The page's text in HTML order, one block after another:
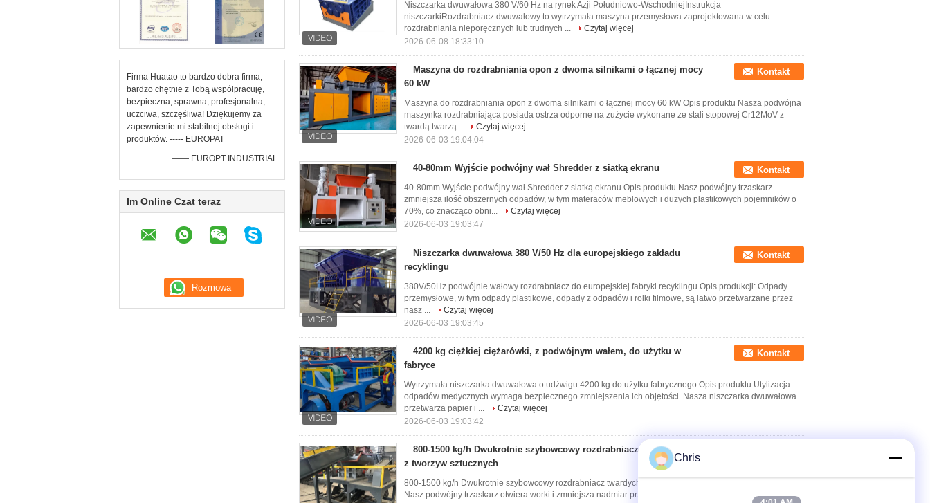
Firma Huatao to bardzo dobra firma,
bardzo chętnie z Tobą współpracuję,
bezpieczna, sprawna, profesjonalna,
uczciwa, szczęśliwa! Dziękujemy za
zapewnienie mi stabilnej obsługi i
produktów. ----- EUROPAT
—— EUROPT INDUSTRIAL
Im Online Czat teraz
Niszczarka dwuwałowa 380 V/60 Hz na rynek Azji Południowo-WschodniejInstrukcja
niszczarkiRozdrabniacz dwuwałowy to wytrzymała maszyna przemysłowa zaprojektowana w celu
rozdrabniania nieporęcznych lub trudnych ...
Czytaj więcej
2026-06-08 18:33:10
Maszyna do rozdrabniania opon z dwoma silnikami o łącznej mocy
60 kW
Kontakt
Maszyna do rozdrabniania opon z dwoma silnikami o łącznej mocy 60 kW Opis produktu Nasza podwójna
maszynka rozdrabniająca posiada ostrza odporne na zużycie wykonane ze stali stopowej Cr12MoV z
twardą twarzą...
Czytaj więcej
2026-06-03 19:04:04
40-80mm Wyjście podwójny wał Shredder z siatką ekranu Kontakt
40-80mm Wyjście podwójny wał Shredder z siatką ekranu Opis produktu Nasz podwójny trzaskarz
zmniejsza ilość obszernych odpadów, w tym materaców meblowych i dużych plastikowych pojemników o
70%, co znacząco obni...
Czytaj więcej
2026-06-03 19:03:47
Niszczarka dwuwałowa 380 V/50 Hz dla europejskiego zakładu
recyklingu
Kontakt
380V/50Hz podwójnie wałowy rozdrabniacz do europejskiej fabryki recyklingu Opis produkcji: Odpady
przemysłowe, w tym odpady plastikowe, odpady z odpadów i rolki filmowe, są łatwo przetwarzane przez
nasz ...
Czytaj więcej
2026-06-03 19:03:45
4200 kg ciężkiej ciężarówki, z podwójnym wałem, do użytku w
fabryce
Kontakt
Wytrzymała niszczarka dwuwałowa o udźwigu 4200 kg do użytku fabrycznego Opis produktu Utylizacja
odpadów medycznych wymaga bezpiecznego zmniejszenia ich objętości. Nasza niszczarka dwuwałowa
przetwarza papier i ...
Czytaj więcej
2026-06-03 19:03:42
800-1500 kg/h Dwukrotnie szybowcowy rozdrabniacz twardych bryłek
z tworzyw sztucznych
800-1500 kg/h Dwukrotnie szybowcowy rozdrabniacz twardych bryłek z tworzyw sztucznych Opis produktu
Nasz podwójny trzaskarz otwiera worki i zmniejsza nadmiar przedmiotów, umożliwiając efektywne
Chris